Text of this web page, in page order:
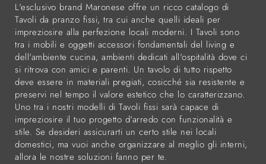
L'esclusivo brand Maronese offre un ricco catalogo di
Tavoli da pranzo fissi, tra cui anche quelli ideali per
impreziosire alla perfezione locali moderni. I Tavoli sono
tra i mobili e oggetti accessori fondamentali del living e
dell'ambiente cucina, ambienti dedicati all'ospitalità dove ci
si ritrova con amici e parenti. Un tavolo di tutto rispetto
deve essere in materiali pregiati, cosicché sia resistente e
preservi nel tempo il valore estetico che lo caratterizzano.
Uno tra i nostri modelli di Tavoli fissi sarà capace di
impreziosire il tuo progetto d'arredo con funzionalità e
stile. Se desideri assicurarti un certo stile nei locali
domestici, ma vuoi anche organizzare al meglio gli interni,
allora le nostre soluzioni fanno per te.